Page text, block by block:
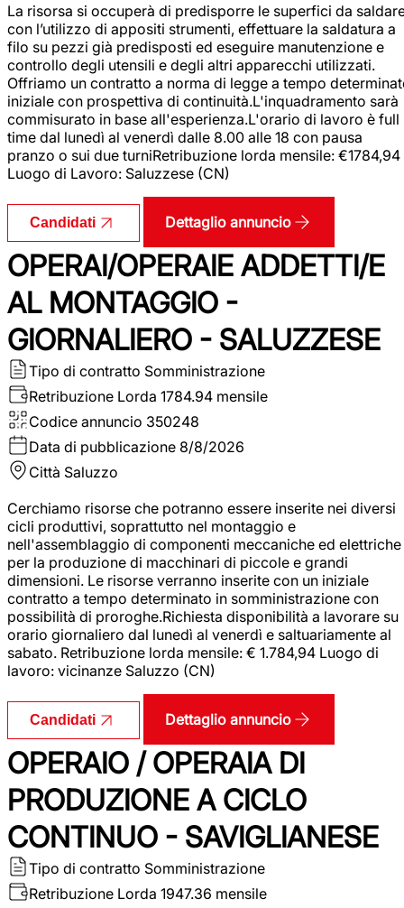
La risorsa si occuperà di predisporre le superfici da
con l’utilizzo di appositi strumenti, effettuare la saldatura a
filo su pezzi già predisposti ed eseguire manutenzione e
controllo degli utensili e degli altri apparecchi utilizzati.
Offriamo un contratto a norma di legge a tempo
iniziale con prospettiva di continuità.L'inquadramento sarà
commisurato in base all'esperienza.L'orario di lavoro è full
time dal lunedì al venerdì dalle 8.00 alle 18 con pausa
pranzo o sui due turniRetribuzione lorda mensile: €1784,94
Luogo di Lavoro: Saluzzese (CN)
Candidati Dettaglio annuncio
OPERAI/OPERAIE ADDETTI/E
AL MONTAGGIO -
GIORNALIERO - SALUZZESE
Tipo di contratto Somministrazione
Retribuzione Lorda 1784.94 mensile
Codice annuncio 350248
Data di pubblicazione 8/8/2026
Città Saluzzo
Cerchiamo risorse che potranno essere inserite nei diversi
cicli produttivi, soprattutto nel montaggio e
nell'assemblaggio di componenti meccaniche ed elettriche
per la produzione di macchinari di piccole e grandi
dimensioni. Le risorse verranno inserite con un iniziale
contratto a tempo determinato in somministrazione con
possibilità di proroghe.Richiesta disponibilità a lavorare su
orario giornaliero dal lunedì al venerdì e saltuariamente al
sabato. Retribuzione lorda mensile: € 1.784,94 Luogo di
lavoro: vicinanze Saluzzo (CN)
Candidati Dettaglio annuncio
OPERAIO / OPERAIA DI
PRODUZIONE A CICLO
CONTINUO - SAVIGLIANESE
Tipo di contratto Somministrazione
Retribuzione Lorda 1947.36 mensile